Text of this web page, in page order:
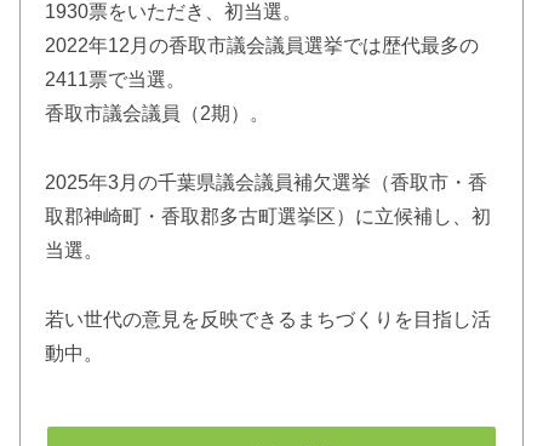
1930票をいただき、初当選。
2022年12月の香取市議会議員選挙では歴代最多の
2411票で当選。
香取市議会議員（2期）。
2025年3月の千葉県議会議員補欠選挙（香取市・香
取郡神崎町・香取郡多古町選挙区）に立候補し、初
当選。
若い世代の意見を反映できるまちづくりを目指し活
動中。